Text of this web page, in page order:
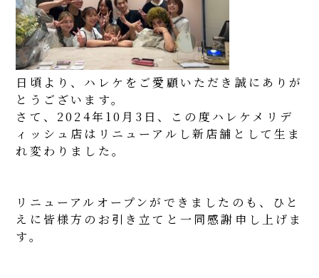
日頃より、ハレケをご愛顧いただき誠にありが
とうございます。
さて、2024年10月3日、この度ハレケメリデ
ィッシュ店はリニューアルし新店舗として生ま
れ変わりました。
リニューアルオープンができましたのも、ひと
えに皆様方のお引き立てと一同感謝申し上げま
す。